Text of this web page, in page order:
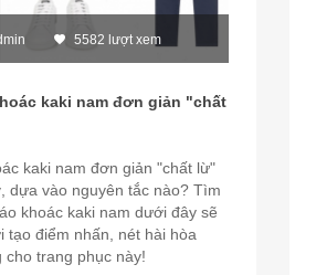
5582 lượt xem
kaki nam đơn giản "chất
kaki nam đơn giản "chất lừ"
dựa vào nguyên tắc nào? Tìm
khoác kaki nam dưới đây sẽ
tạo điểm nhấn, nét hài hòa
cho trang phục này!